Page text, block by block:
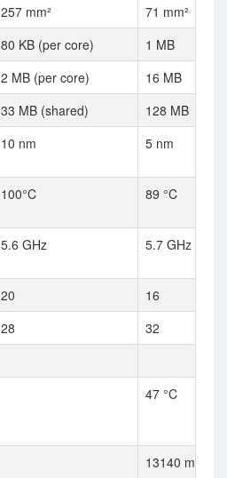
257 mm²
71 mm²
80 KB (per core)
1 MB
2 MB (per core)
16 MB
33 MB (shared)
128 MB
10 nm 5 nm
100°C 89 °C
5.6 GHz 5.7 GHz
20
16
28
32
47 °C
13140 million